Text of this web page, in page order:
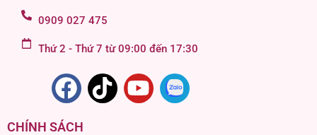
0909 027 475
Thứ 2 - Thứ 7 từ 09:00 đến 17:30
CHÍNH SÁCH